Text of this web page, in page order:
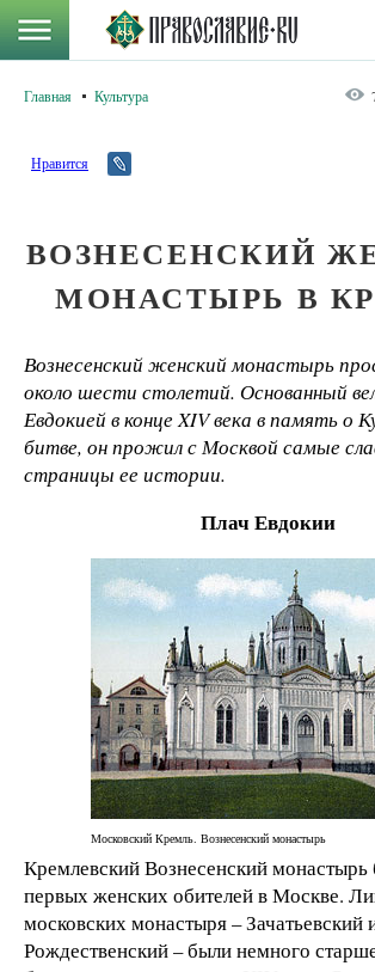
Главная Культура
Нравится
ВОЗНЕСЕНСКИЙ
МОНАСТЫРЬ В
Вознесенский женский монастырь
около шести столетий. Основанный
Евдокией в конце XIV века в память о
битве, он прожил с Москвой самые
страницы ее истории.
Плач Евдокии
Московский Кремль. Вознесенский монастырь
Кремлевский Вознесенский монастырь
первых женских обителей в Москве.
московских монастыря – Зачатьевский
Рождественский – были немного